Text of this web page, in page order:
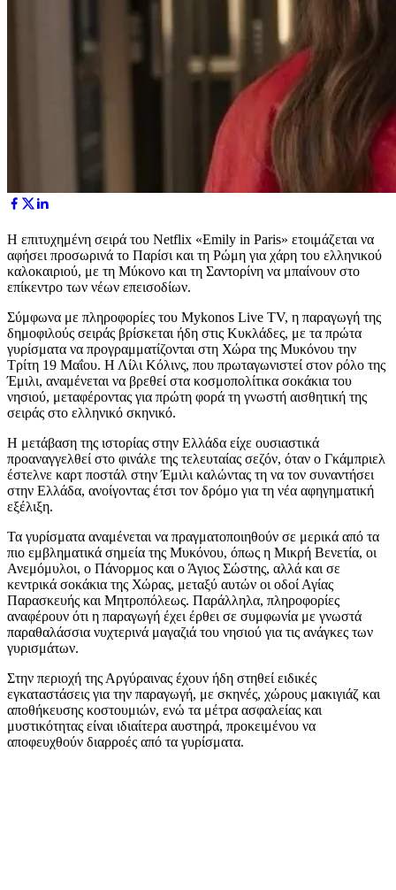
Η επιτυχημένη σειρά του Netflix «Emily in Paris» ετοιμάζεται να
αφήσει προσωρινά το Παρίσι και τη Ρώμη για χάρη του ελληνικού
καλοκαιριού, με τη Μύκονο και τη Σαντορίνη να μπαίνουν στο
επίκεντρο των νέων επεισοδίων.
Σύμφωνα με πληροφορίες του Mykonos Live TV, η παραγωγή της
δημοφιλούς σειράς βρίσκεται ήδη στις Κυκλάδες, με τα πρώτα
γυρίσματα να προγραμματίζονται στη Χώρα της Μυκόνου την
Τρίτη 19 Μαΐου. Η Λίλι Κόλινς, που πρωταγωνιστεί στον ρόλο της
Έμιλι, αναμένεται να βρεθεί στα κοσμοπολίτικα σοκάκια του
νησιού, μεταφέροντας για πρώτη φορά τη γνωστή αισθητική της
σειράς στο ελληνικό σκηνικό.
Η μετάβαση της ιστορίας στην Ελλάδα είχε ουσιαστικά
προαναγγελθεί στο φινάλε της τελευταίας σεζόν, όταν ο Γκάμπριελ
έστελνε καρτ ποστάλ στην Έμιλι καλώντας τη να τον συναντήσει
στην Ελλάδα, ανοίγοντας έτσι τον δρόμο για τη νέα αφηγηματική
εξέλιξη.
Τα γυρίσματα αναμένεται να πραγματοποιηθούν σε μερικά από τα
πιο εμβληματικά σημεία της Μυκόνου, όπως η Μικρή Βενετία, οι
Ανεμόμυλοι, ο Πάνορμος και ο Άγιος Σώστης, αλλά και σε
κεντρικά σοκάκια της Χώρας, μεταξύ αυτών οι οδοί Αγίας
Παρασκευής και Μητροπόλεως. Παράλληλα, πληροφορίες
αναφέρουν ότι η παραγωγή έχει έρθει σε συμφωνία με γνωστά
παραθαλάσσια νυχτερινά μαγαζιά του νησιού για τις ανάγκες των
γυρισμάτων.
Στην περιοχή της Αργύραινας έχουν ήδη στηθεί ειδικές
εγκαταστάσεις για την παραγωγή, με σκηνές, χώρους μακιγιάζ και
αποθήκευσης κοστουμιών, ενώ τα μέτρα ασφαλείας και
μυστικότητας είναι ιδιαίτερα αυστηρά, προκειμένου να
αποφευχθούν διαρροές από τα γυρίσματα.